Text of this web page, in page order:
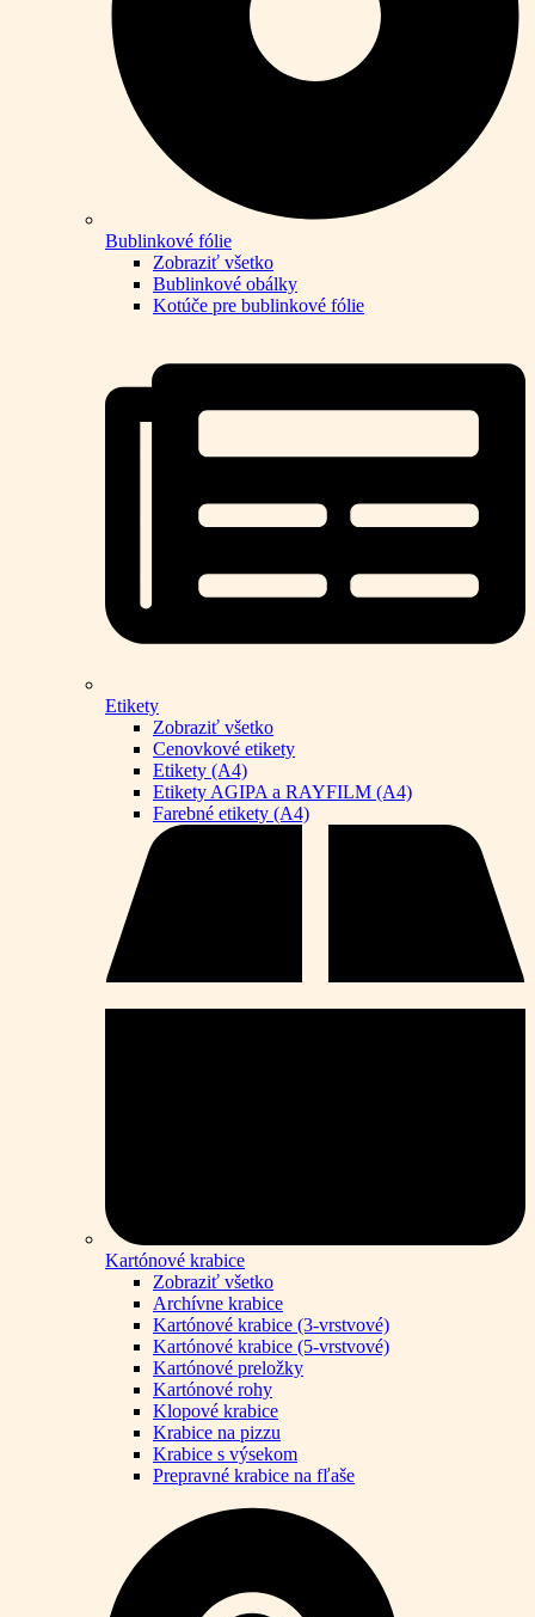
Bublinkové fólie
Zobraziť všetko
Bublinkové obálky
Kotúče pre bublinkové fólie
Etikety
Zobraziť všetko
Cenovkové etikety
Etikety (A4)
Etikety AGIPA a RAYFILM (A4)
Farebné etikety (A4)
Kartónové krabice
Zobraziť všetko
Archívne krabice
Kartónové krabice (3-vrstvové)
Kartónové krabice (5-vrstvové)
Kartónové preložky
Kartónové rohy
Klopové krabice
Krabice na pizzu
Krabice s výsekom
Prepravné krabice na fľaše